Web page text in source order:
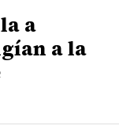
a
a la